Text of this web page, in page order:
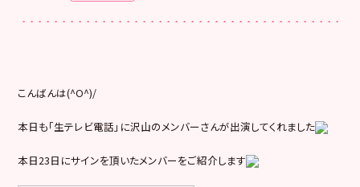
こんばんは(^O^)/
本日も「生テレビ電話」に沢山のメンバーさんが出演してくれました
本日23日にサインを頂いたメンバーをご紹介します